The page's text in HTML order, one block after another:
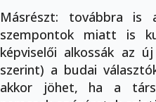
Másrészt: továbbra is
szempontok miatt is
képviselői alkossák az
szerint) a budai
akkor jöhet, ha a